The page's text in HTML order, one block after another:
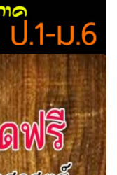
น/ข้อสอบกลางภาค/